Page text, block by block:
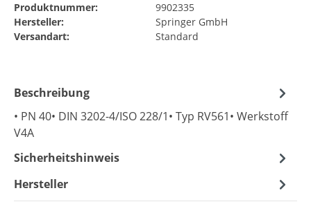
Produktnummer:
9902335
Hersteller:
Springer GmbH
Versandart:
Standard
Beschreibung
• PN 40• DIN 3202-4/ISO 228/1• Typ RV561• Werkstoff
V4A
Sicherheitshinweis
Hersteller